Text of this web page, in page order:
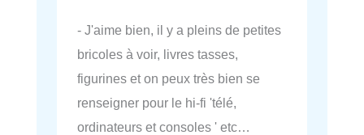
- J'aime bien, il y a pleins de petites
bricoles à voir, livres tasses,
figurines et on peux très bien se
renseigner pour le hi-fi 'télé,
ordinateurs et consoles ' etc…